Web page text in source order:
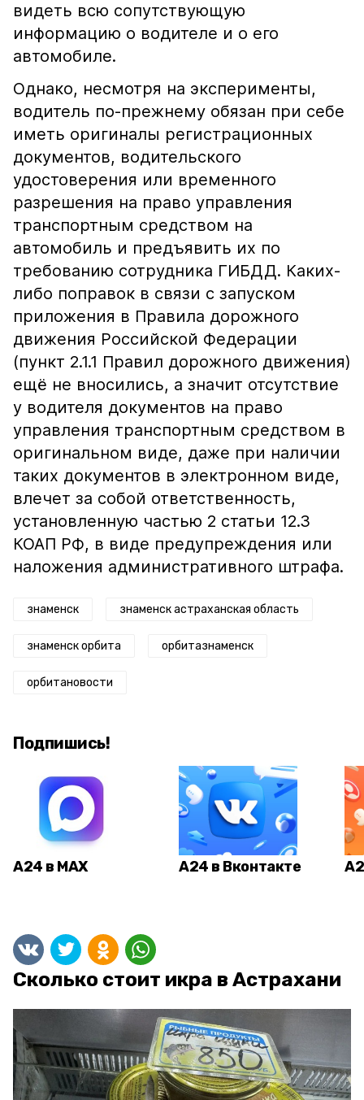
видеть всю сопутствующую
информацию о водителе и о его
автомобиле.
Однако, несмотря на эксперименты,
водитель по-прежнему обязан при себе
иметь оригиналы регистрационных
документов, водительского
удостоверения или временного
разрешения на право управления
транспортным средством на
автомобиль и предъявить их по
требованию сотрудника ГИБДД. Каких-
либо поправок в связи с запуском
приложения в Правила дорожного
движения Российской Федерации
(пункт 2.1.1 Правил дорожного движения)
ещё не вносились, а значит отсутствие
у водителя документов на право
управления транспортным средством в
оригинальном виде, даже при наличии
таких документов в электронном виде,
влечет за собой ответственность,
установленную частью 2 статьи 12.3
КОАП РФ, в виде предупреждения или
наложения административного штрафа.
знаменск знаменск астраханская область
знаменск орбита орбитазнаменск
орбитановости
Подпишись!
А24 в MAX А24 в Вконтакте
Сколько стоит икра в Астрахани